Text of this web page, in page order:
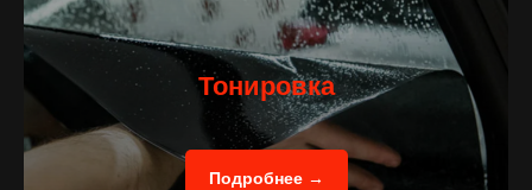
Тонировка
Подробнее →